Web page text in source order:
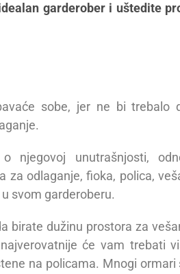
garderober i uštedite
sobe, jer ne bi trebalo
njegovoj unutrašnjosti,
odlaganje, fioka, polica,
svom garderoberu.
birate dužinu prostora za
će vam trebati
na policama. Mnogi ormari